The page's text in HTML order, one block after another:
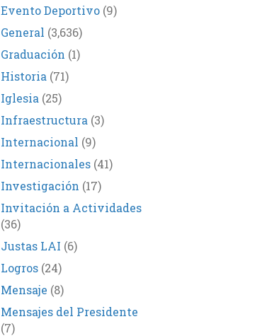
Evento Deportivo(9)
General (3,636)
Graduación (1)
Historia (71)
Iglesia (25)
Infraestructura (3)
Internacional (9)
Internacionales(41)
Investigación (17)
Invitación a Actividades
(36)
Justas LAI (6)
Logros(24)
Mensaje (8)
Mensajes del Presidente
(7)